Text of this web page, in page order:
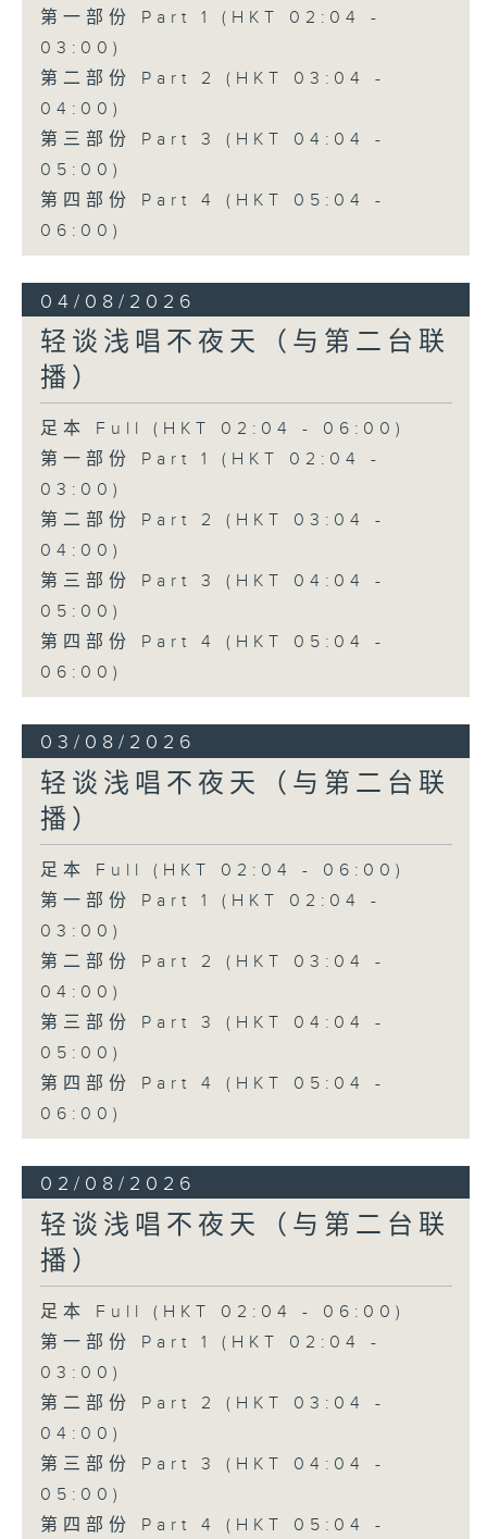
第一部份 Part 1 (HKT 02:04 -
03:00)
第二部份 Part 2 (HKT 03:04 -
04:00)
第三部份 Part 3 (HKT 04:04 -
05:00)
第四部份 Part 4 (HKT 05:04 -
06:00)
04/08/2026
轻谈浅唱不夜天（与第二台联
播）
足本 Full (HKT 02:04 - 06:00)
第一部份 Part 1 (HKT 02:04 -
03:00)
第二部份 Part 2 (HKT 03:04 -
04:00)
第三部份 Part 3 (HKT 04:04 -
05:00)
第四部份 Part 4 (HKT 05:04 -
06:00)
03/08/2026
轻谈浅唱不夜天（与第二台联
播）
足本 Full (HKT 02:04 - 06:00)
第一部份 Part 1 (HKT 02:04 -
03:00)
第二部份 Part 2 (HKT 03:04 -
04:00)
第三部份 Part 3 (HKT 04:04 -
05:00)
第四部份 Part 4 (HKT 05:04 -
06:00)
02/08/2026
轻谈浅唱不夜天（与第二台联
播）
足本 Full (HKT 02:04 - 06:00)
第一部份 Part 1 (HKT 02:04 -
03:00)
第二部份 Part 2 (HKT 03:04 -
04:00)
第三部份 Part 3 (HKT 04:04 -
05:00)
第四部份 Part 4 (HKT 05:04 -